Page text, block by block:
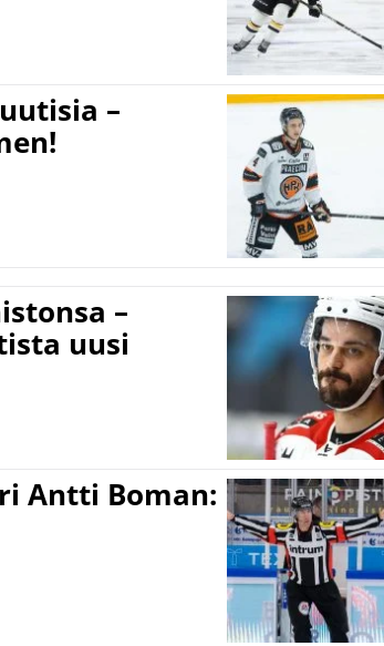
–
–
uusi
Antti Boman: